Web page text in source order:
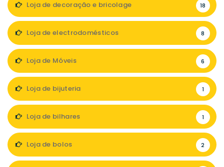
Loja de decoração e bricolage 18
Loja de electrodomésticos 8
Loja de Móveis 6
Loja de bijuteria 1
Loja de bilhares 1
Loja de bolos 2